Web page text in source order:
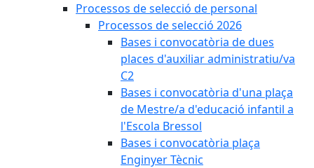
Processos de selecció de personal
Processos de selecció 2026
Bases i convocatòria de dues
places d'auxiliar administratiu/va
C2
Bases i convocatòria d'una plaça
de Mestre/a d'educació infantil a
l'Escola Bressol
Bases i convocatòria plaça
Enginyer Tècnic